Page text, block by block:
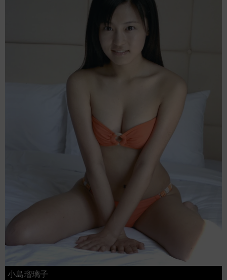
小島瑠璃子